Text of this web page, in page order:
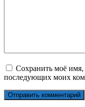
Сохранить моё имя,
последующих моих